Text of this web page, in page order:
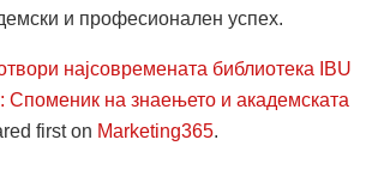
и професионален успех.
најсовремената библиотека IBU
Споменик на знаењето и академската
first on Marketing365.